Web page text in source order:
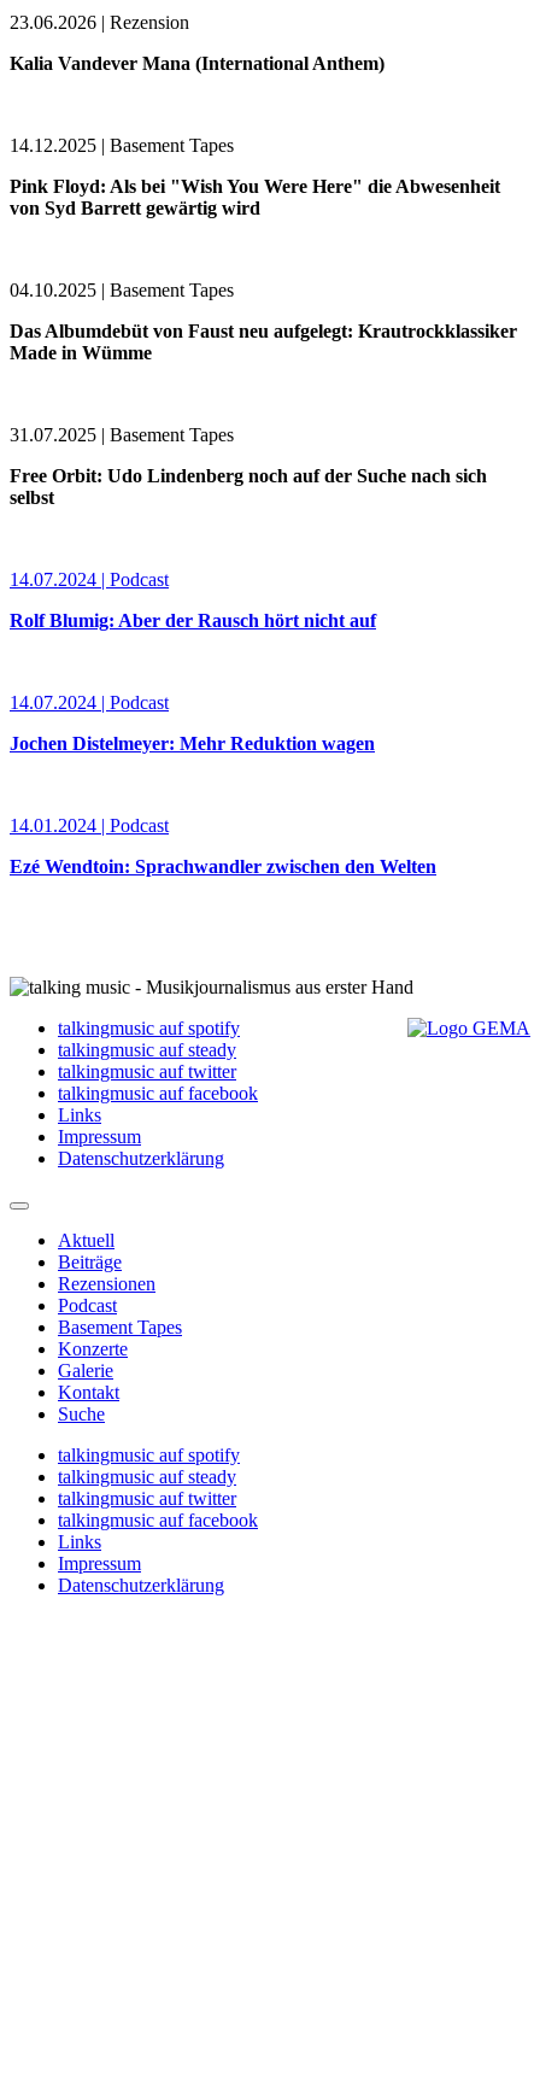
23.06.2026 | Rezension
Kalia Vandever Mana (International Anthem)
14.12.2025 | Basement Tapes
Pink Floyd: Als bei "Wish You Were Here" die Abwesenheit
von Syd Barrett gewärtig wird
04.10.2025 | Basement Tapes
Das Albumdebüt von Faust neu aufgelegt: Krautrockklassiker
Made in Wümme
31.07.2025 | Basement Tapes
Free Orbit: Udo Lindenberg noch auf der Suche nach sich
selbst
14.07.2024 | Podcast
Rolf Blumig: Aber der Rausch hört nicht auf
14.07.2024 | Podcast
Jochen Distelmeyer: Mehr Reduktion wagen
14.01.2024 | Podcast
Ezé Wendtoin: Sprachwandler zwischen den Welten
talkingmusic auf spotify
talkingmusic auf steady
talkingmusic auf twitter
talkingmusic auf facebook
Links
Impressum
Datenschutzerklärung
Aktuell
Beiträge
Rezensionen
Podcast
Basement Tapes
Konzerte
Galerie
Kontakt
Suche
talkingmusic auf spotify
talkingmusic auf steady
talkingmusic auf twitter
talkingmusic auf facebook
Links
Impressum
Datenschutzerklärung